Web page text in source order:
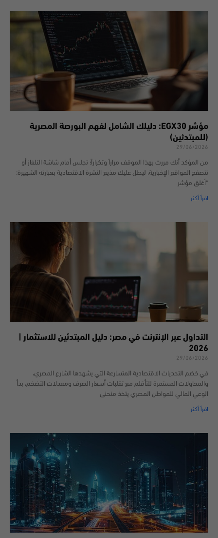
مؤشر EGX30: دليلك الشامل لفهم البورصة المصرية
(للمبتدئين)
29/06/2026
من المؤكد أنك مررت بهذا الموقف مراراً وتكراراً؛ تجلس أمام شاشة التلفاز أو
تتصفح المواقع الإخبارية، ليطل عليك مذيع النشرة الاقتصادية بعبارته الشهيرة:
“أغلق مؤشر
اقرأ أكثر
التداول عبر الإنترنت في مصر: دليل المبتدئين للاستثمار |
2026
29/06/2026
في خضم التحديات الاقتصادية المتسارعة التي يشهدها الشارع المصري،
والمحاولات المستمرة للتأقلم مع تقلبات أسعار الصرف ومعدلات التضخم، بدأ
الوعي المالي للمواطن المصري يتخذ منحنى
اقرأ أكثر